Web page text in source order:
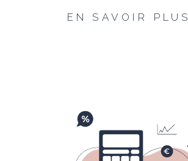
EN SAVOIR PLUS